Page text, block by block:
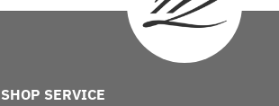
SHOP SERVICE